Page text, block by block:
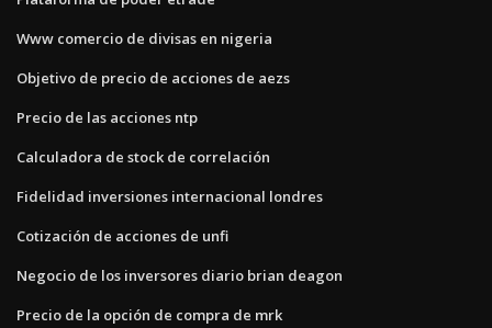
Www comercio de divisas en nigeria
Objetivo de precio de acciones de aezs
Precio de las acciones ntp
Calculadora de stock de correlación
Fidelidad inversiones internacional londres
Cotización de acciones de unfi
Negocio de los inversores diario brian deagon
Precio de la opción de compra de mrk